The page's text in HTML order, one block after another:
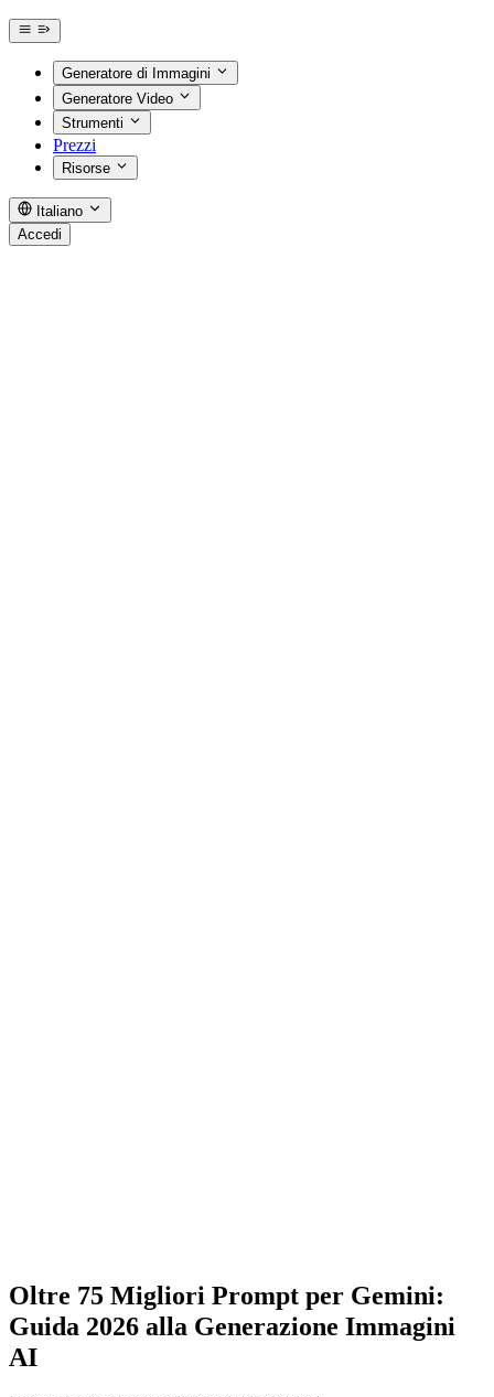
Generatore di Immagini
Generatore Video
Strumenti
Prezzi
Risorse
Italiano
Accedi
Oltre 75 Migliori Prompt per Gemini:
Guida 2026 alla Generazione Immagini
AI